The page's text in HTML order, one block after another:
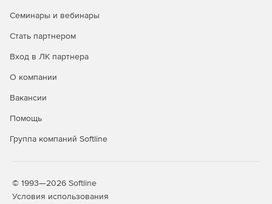
Семинары и вебинары
Стать партнером
Вход в ЛК партнера
О компании
Вакансии
Помощь
Группа компаний Softline
© 1993—2026 Softline
Условия использования